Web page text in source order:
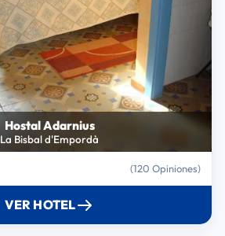
Hostal Adarnius
La Bisbal d'Empordà
(120 Opiniones)
VER HOTEL